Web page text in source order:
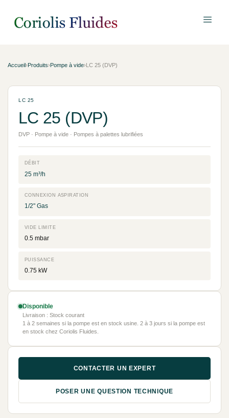
Accueil›Produits›Pompe à vide›LC 25 (DVP)
LC 25
LC 25 (DVP)
DVP · Pompe à vide · Pompes à palettes lubrifiées
DÉBIT
25 m³/h
CONNEXION ASPIRATION
1/2" Gas
VIDE LIMITE
0.5 mbar
PUISSANCE
0.75 kW
Disponible
Livraison : Stock courant
1 à 2 semaines si la pompe est en stock usine. 2 à 3 jours si la pompe est
en stock chez Coriolis Fluides.
CONTACTER UN EXPERT
POSER UNE QUESTION TECHNIQUE